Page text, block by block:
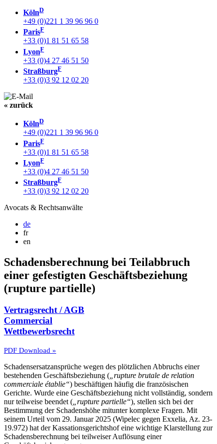
KölnD
+49 (0)221 1 39 96 96 0
ParisF
+33 (0)1 81 51 65 58
LyonF
+33 (0)4 27 46 51 50
StraßburgF
+33 (0)3 92 12 02 20
« zurück
KölnD
+49 (0)221 1 39 96 96 0
ParisF
+33 (0)1 81 51 65 58
LyonF
+33 (0)4 27 46 51 50
StraßburgF
+33 (0)3 92 12 02 20
Avocats & Rechtsanwälte
de
fr
en
Schadensberechnung bei Teilabbruch
einer gefestigten Geschäftsbeziehung
(rupture partielle)
Vertragsrecht / AGB
Commercial
Wettbewerbsrecht
PDF Download »
Schadensersatzansprüche wegen des plötzlichen Abbruchs einer
bestehenden Geschäftsbeziehung ( „rupture brutale de relation
commerciale établie“) beschäftigen häufig die französischen
Gerichte. Wurde eine Geschäftsbeziehung nicht vollständig, sondern
nur teilweise beendet ( „rupture partielle“), stellen sich bei der
Bestimmung der Schadenshöhe mitunter komplexe Fragen. Mit
seinem Urteil vom 29. Januar 2025 (Wipelec gegen Exxelia, Az. 23-
19.972) hat der Kassationsgerichtshof eine wichtige Klarstellung zur
Schadensberechnung bei teilweiser Auflösung einer